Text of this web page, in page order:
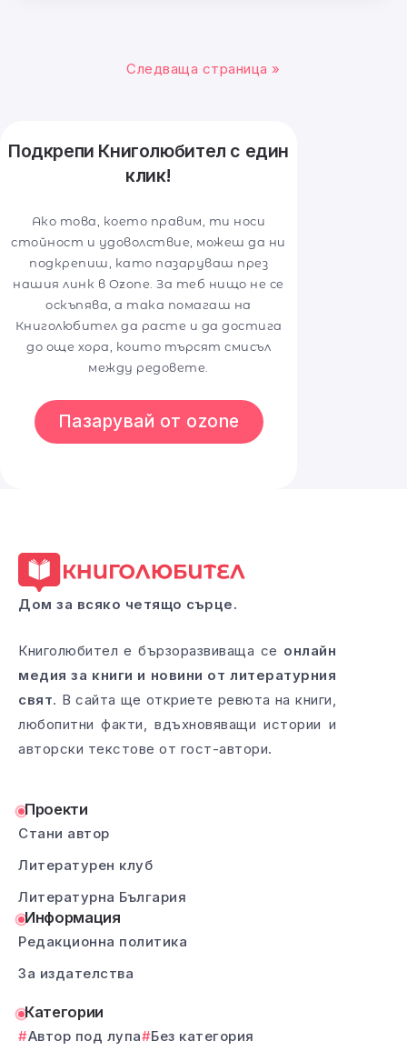
Следваща страница »
Подкрепи Книголюбител с един
клик!
Ако това, което правим, ти носи
стойност и удоволствие, можеш да ни
подкрепиш, като пазаруваш през
нашия линк в Ozone. За теб нищо не се
оскъпява, а така помагаш на
Книголюбител да расте и да достига
до още хора, които търсят смисъл
между редовете.
Пазарувай от ozone
Дом за всяко четящо сърце.
Книголюбител е бързоразвиваща се онлайн
медия за книги и новини от литературния
свят. В сайта ще откриете ревюта на книги,
любопитни факти, вдъхновяващи истории и
авторски текстове от гост-автори.
Проекти
Стани автор
Литературен клуб
Литературна България
Информация
Редакционна политика
За издателства
Категории
Автор под лупа
Без категория